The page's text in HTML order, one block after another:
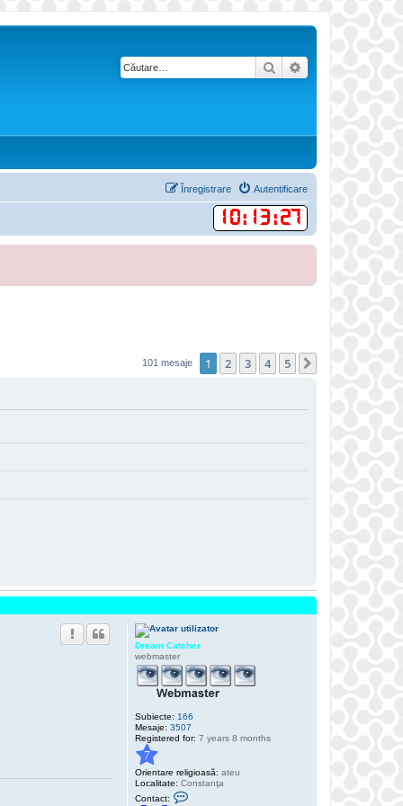
Căutare
Autentificare
Înregistrare
10: 13:28
101 mesaje 1 2 3 4 5
Dream Catcher
webmaster
Subiecte: 166
Mesaje: 3507
Registered for: 7 years 8 months
7
Orientare religioasă: ateu
Localitate: Constanţa
Contact: